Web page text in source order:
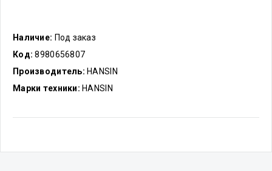
Наличие: Под заказ
Код: 8980656807
Производитель: HANSIN
Марки техники: HANSIN